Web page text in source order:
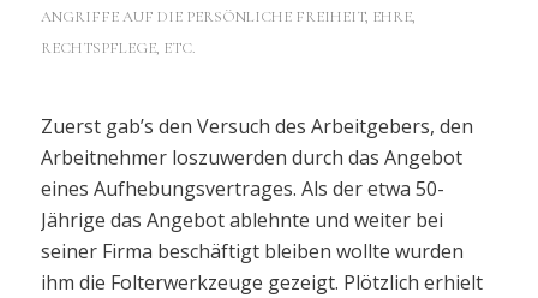
ANGRIFFE AUF DIE PERSÖNLICHE FREIHEIT, EHRE,
RECHTSPFLEGE, ETC.
Zuerst gab’s den Versuch des Arbeitgebers, den
Arbeitnehmer loszuwerden durch das Angebot
eines Aufhebungsvertrages. Als der etwa 50-
Jährige das Angebot ablehnte und weiter bei
seiner Firma beschäftigt bleiben wollte wurden
ihm die Folterwerkzeuge gezeigt. Plötzlich erhielt